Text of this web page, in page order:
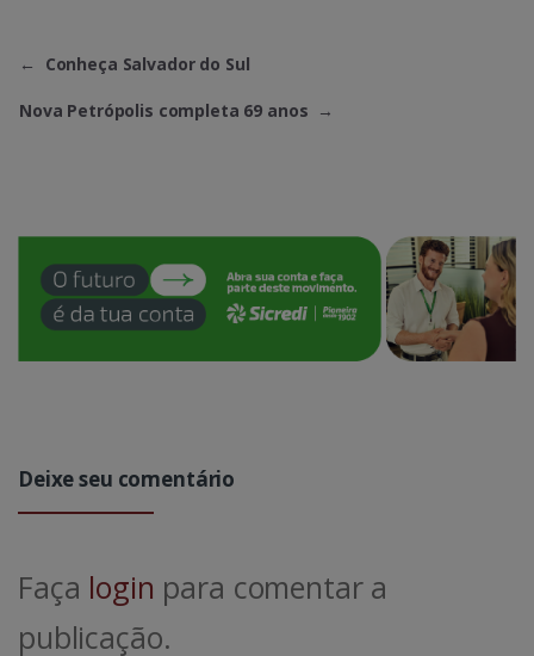
← Conheça Salvador do Sul
Nova Petrópolis completa 69 anos →
Deixe seu comentário
Faça login para comentar a
publicação.